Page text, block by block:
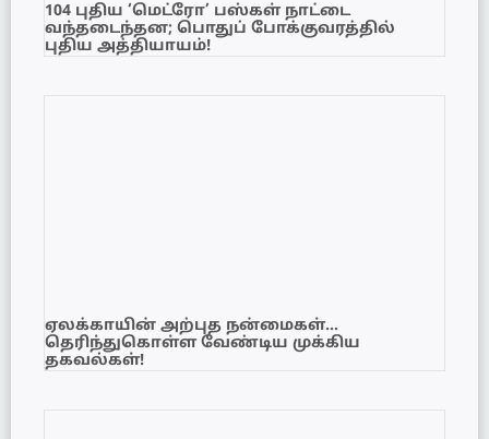
104 புதிய ‘மெட்ரோ’ பஸ்கள் நாட்டை
வந்தடைந்தன; பொதுப் போக்குவரத்தில்
புதிய அத்தியாயம்!
ஏலக்காயின் அற்புத நன்மைகள்…
தெரிந்துகொள்ள வேண்டிய முக்கிய
தகவல்கள்!